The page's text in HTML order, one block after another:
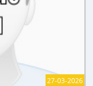
27-03-2026